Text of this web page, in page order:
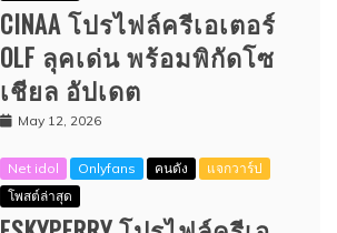
CINAA โปรไฟล์ครีเอเตอร์
OLF ลุคเด่น พร้อมพิกัดโซ
เชียล อัปเดต
May 12, 2026
Net idol Onlyfans คนดัง
แจกวาร์ป
โพสต์ล่าสุด